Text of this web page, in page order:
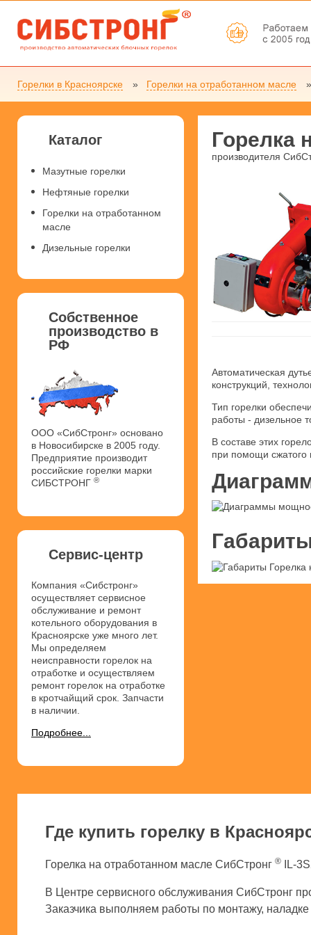
Горелки в Красноярске Горелки на отработанном масле
Горелка
производителя
Автоматическая
конструкций,
Тип горелки
работы - дизельное
В составе этих
при помощи сжатого
Каталог
Мазутные горелки
Нефтяные горелки
Горелки на отработанном
масле
Дизельные горелки
Собственное
производство в
РФ
ООО «СибСтронг» основано
в Новосибирске в 2005 году.
Предприятие производит
российские горелки марки
СИБСТРОНГ ®
Сервис-центр
Компания «Сибстронг»
осуществляет сервисное
обслуживание и ремонт
котельного оборудования в
Красноярске уже много лет.
Мы определяем
неисправности горелок на
отработке и осуществляем
ремонт горелок на отработке
в кротчайщий срок. Запчасти
в наличии.
Подробнее...
Где купить горелку в
Горелка на отработанном масле СибСтронг ® IL-
В Центре сервисного обслуживания СибСтронг
Заказчика выполняем работы по монтажу, наладке